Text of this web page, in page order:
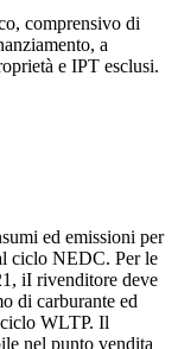
comprensivo di
a
e IPT esclusi.
ed emissioni per
ciclo NEDC. Per le
iI rivenditore deve
di carburante ed
WLTP. Il
nel punto vendita